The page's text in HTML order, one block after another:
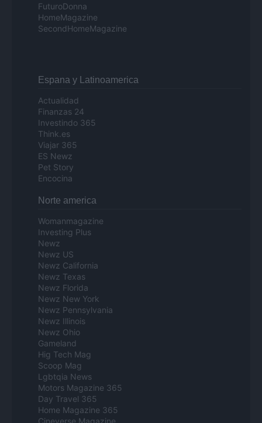
FuturoDonna
HomeMagazine
SecondHomeMagazine
Espana y Latinoamerica
Actualidad
Finanzas 24
Investindo 365
Think.es
Viajar 365
ES Newz
Pet Story
Encocina
Norte america
Womanmagazine
Investing Plus
Newz
Newz US
Newz California
Newz Texas
Newz Florida
Newz New York
Newz Pennsylvania
Newz Illinois
Newz Ohio
Gameland
Hig Tech Mag
Scoop Mag
Lgbtqia News
Motors Magazine 365
Day Travel 365
Home Magazine 365